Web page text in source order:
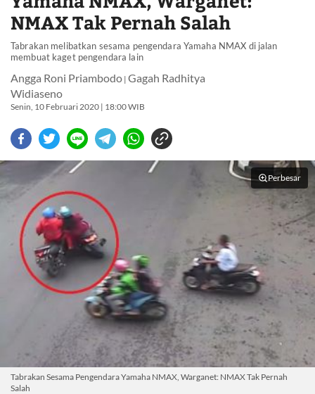
NMAX Tak Pernah Salah
Tabrakan melibatkan sesama pengendara Yamaha NMAX di jalan
membuat kaget pengendara lain
Angga Roni Priambodo | Gagah Radhitya
Widiaseno
Senin, 10 Februari 2020 | 18:00 WIB
Perbesar
Tabrakan Sesama Pengendara Yamaha NMAX, Warganet: NMAX Tak Pernah
Salah